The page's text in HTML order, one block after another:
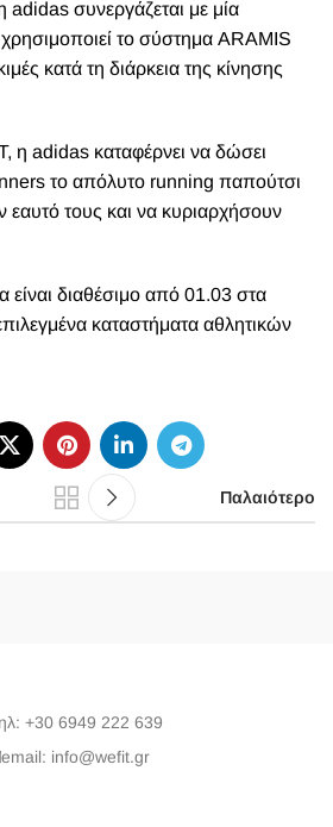
adidas συνεργάζεται με μία
το σύστημα ARAMIS
κατά τη διάρκεια της κίνησης
, η adidas καταφέρνει να δώσει
το απόλυτο running παπούτσι
εαυτό τους και να κυριαρχήσουν
διαθέσιμο από 01.03 στα
καταστήματα αθλητικών
Παλαιότερο
+30 6949 222 639
email: info@wefit.gr